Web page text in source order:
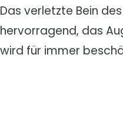
Das verletzte Bein
hervorragend, das
wird für immer